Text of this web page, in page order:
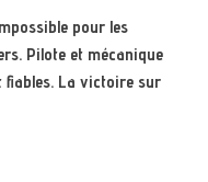
pour les
Pilote et mécanique
fiables. La victoire sur